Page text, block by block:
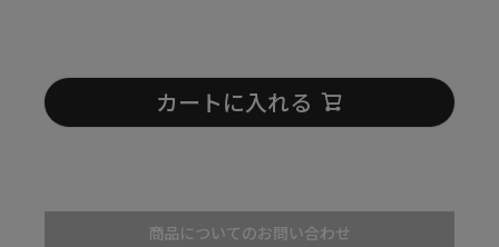
カートに入れる
商品についてのお問い合わせ